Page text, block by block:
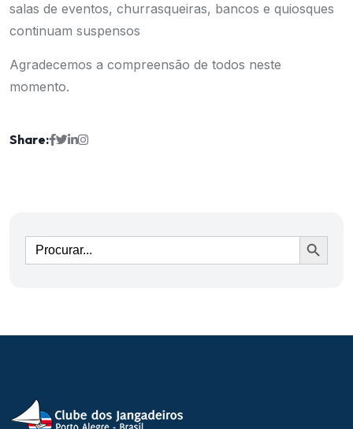
salas de eventos, churrasqueiras, bancos e quiosques
continuam suspensos
Agradecemos a compreensão de todos neste
momento.
Share:
Ir